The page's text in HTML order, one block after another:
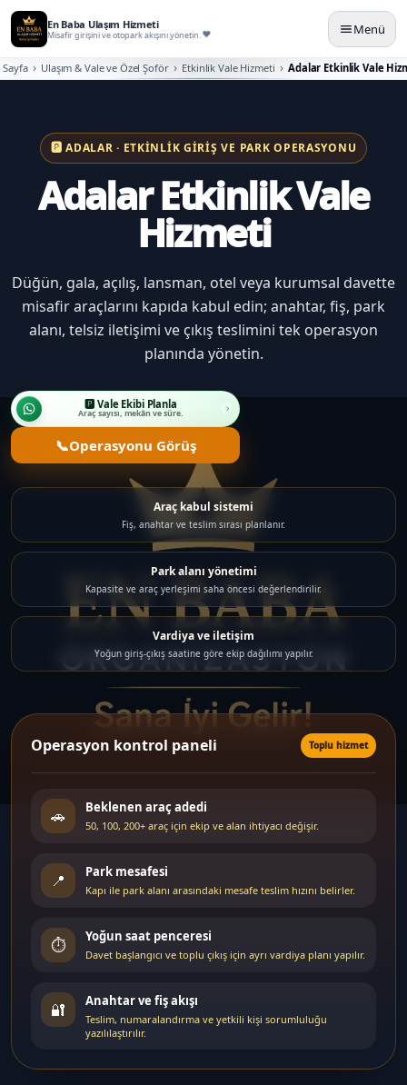
En Baba Ulaşım Hizmeti
Misafir girişini ve otopark akışını yönetin. Menü
Sayfa Ulaşım & Vale ve Özel Şoför Etkinlik Vale Hizmeti Adalar Etkinlik Vale
🅿️ ADALAR · ETKINLIK GIRIŞ VE PARK OPERASYONU
Adalar Etkinlik Vale
Hizmeti
Düğün, gala, açılış, lansman, otel veya kurumsal davette
misafir araçlarını kapıda kabul edin; anahtar, fiş, park
alanı, telsiz iletişimi ve çıkış teslimini tek operasyon
planında yönetin.
🅿️ Vale Ekibi Planla
Araç sayısı, mekân ve süre.
📞Operasyonu Görüş
Araç kabul sistemi
Fiş, anahtar ve teslim sırası planlanır.
Park alanı yönetimi
Kapasite ve araç yerleşimi saha öncesi değerlendirilir.
Vardiya ve iletişim
Yoğun giriş-çıkış saatine göre ekip dağılımı yapılır.
Operasyon kontrol paneli Toplu hizmet
🚗 Beklenen araç adedi
50, 100, 200+ araç için ekip ve alan ihtiyacı değişir.
📍 Park mesafesi
Kapı ile park alanı arasındaki mesafe teslim hızını belirler.
⏱️ Yoğun saat penceresi
Davet başlangıcı ve toplu çıkış için ayrı vardiya planı yapılır.
🔐 Anahtar ve fiş akışı
Teslim, numaralandırma ve yetkili kişi sorumluluğu
yazılılaştırılır.